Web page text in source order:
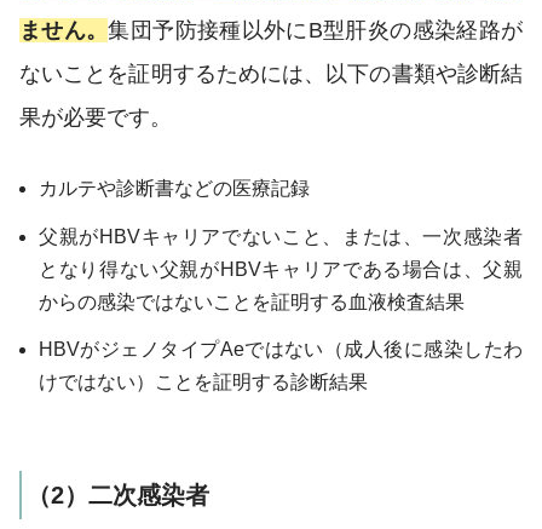
ません。集団予防接種以外にB型肝炎の感染経路が
ないことを証明するためには、以下の書類や診断結
果が必要です。
カルテや診断書などの医療記録
父親がHBVキャリアでないこと、または、一次感染者
となり得ない父親がHBVキャリアである場合は、父親
からの感染ではないことを証明する血液検査結果
HBVがジェノタイプAeではない（成人後に感染したわ
けではない）ことを証明する診断結果
（2）二次感染者